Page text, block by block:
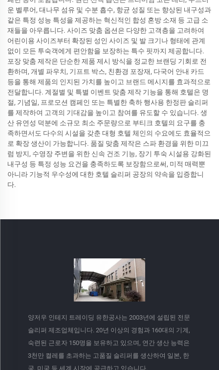
운 벨루어, 대나무 섬유 및 수분 흡수, 항균 성질 또는 향상된 내구성과
같은 특정 성능 특성을 제공하는 혁신적인 합성 혼방 소재 등 고급 소
재들을 아우릅니다. 사이즈 맞춤 옵션은 다양한 고객층을 고려하여
어린이용 사이즈부터 확장된 성인 사이즈 및 발 크기나 형태에 관계
없이 모든 투숙객에게 편안함을 보장하는 특수 핏까지 제공합니다.
포장 맞춤 제작은 단순한 제품 제시 방식을 정교한 브랜딩 기회로 전
환하며, 개별 파우치, 기프트 박스, 친환경 포장재, 다국어 안내 카드
등을 통해 제품의 인지된 가치를 높이고 브랜드 메시지를 효과적으로
전달합니다. 계절별 및 특별 이벤트 맞춤 제작 기능을 통해 호텔은 명
절, 기념일, 프로모션 캠페인 또는 특별한 축하 행사용 한정판 슬리퍼
를 제작하여 고객의 기대감을 높이고 참여를 유도할 수 있습니다. 생
산 유연성 덕분에 소규모 최소 주문량으로 부티크 호텔의 요구를 충
족하면서도 다수의 시설을 갖춘 대형 호텔 체인의 수요에도 효율적으
로 확장 생산이 가능합니다. 품질 맞춤 제작은 스파 환경을 위한 미끄
럼 방지, 수영장 주변을 위한 신속 건조 기능, 장기 투숙 시설용 강화된
내구성 등 특정 성능 요건을 충족하도록 보장함으로써, 미적 매력뿐
아니라 기능적 우수성에 대한 호텔 슬리퍼 공장의 약속을 입증합니
다.
양저우 인테지 트레이딩 유한공사는 2003년에 설립된 전문
슬리퍼 제조업체입니다. 20년 이상의 경험과 160대의 기계,
숙련된 근로자 150명을 보유하고 있으며, 연간 생산 능력은
3천만 켤레를 초과하는 고품질 슬리퍼를 생산하여 일본, 한
국, 미국 등 세계 시장에 공급하고 있습니다.